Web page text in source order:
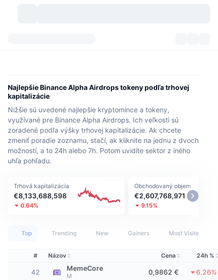
Historické záznamy
Odomknutia tokenov
Aktíva v skutočnom svete
Trendy
Nadchádzajúce
Prehľad trhu
Spotový trh
Počet kryptomien
Pokladnice BNB
Index strachu a chamtivosti.
Trendujúce
Nový
Prieskumník mémov
Burzy
Centralizované burzy
Spot
Decentralizované burzy
Deriváty
Komunita
Informačné kanály
Živé relácie
API
Krypto API
Cenník
Produkty
CMC Launch
Najlepšie Binance Alpha Airdrops tokeny podľa trhovej
kapitalizácie
Nižšie sú uvedené najlepšie kryptomince a tokeny,
využívané pre Binance Alpha Airdrops. Ich veľkosti sú
zoradené podľa výšky trhovej kapitalizácie. Ak chcete
zmeniť poradie zoznamu, stačí, ak kliknite na jednu z dvoch
možností, a to 24h alebo 7h. Potom uvidíte sektor z iného
uhľa pohľadu.
Trhová kapitalizácia
€8,133,688,598
0.64%
Obchodovaný objem
€2,607,768,971
9.15%
Top Trending New Gainers Most Visited
# Názov Cena 24h %
42 MemeCore
M 0,9862 € 6.26%